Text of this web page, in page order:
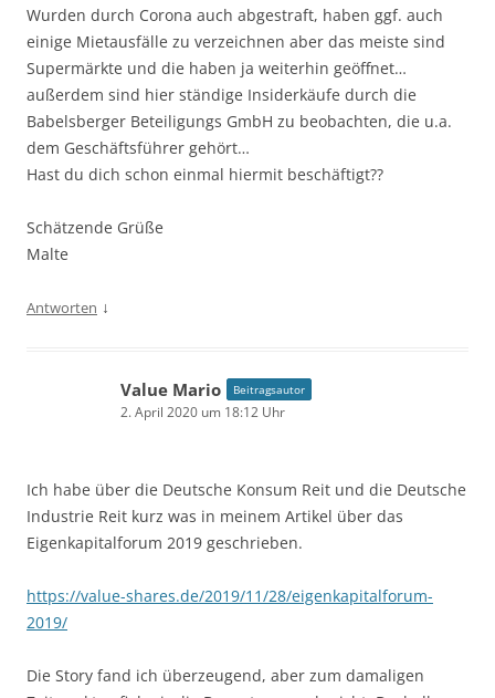
Wurden durch Corona auch abgestraft, haben ggf. auch
einige Mietausfälle zu verzeichnen aber das meiste sind
Supermärkte und die haben ja weiterhin geöffnet…
außerdem sind hier ständige Insiderkäufe durch die
Babelsberger Beteiligungs GmbH zu beobachten, die u.a.
dem Geschäftsführer gehört…
Hast du dich schon einmal hiermit beschäftigt??
Schätzende Grüße
Malte
Antworten ↓
Value Mario Beitragsautor
2. April 2020 um 18:12 Uhr
Ich habe über die Deutsche Konsum Reit und die Deutsche
Industrie Reit kurz was in meinem Artikel über das
Eigenkapitalforum 2019 geschrieben.
https://value-shares.de/2019/11/28/eigenkapitalforum-
2019/
Die Story fand ich überzeugend, aber zum damaligen